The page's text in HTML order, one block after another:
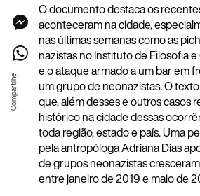
O documento destaca os
aconteceram na cidade,
nas últimas semanas como as
nazistas no Instituto de Filosofia
e o ataque armado a um bar em
um grupo de neonazistas. O
que, além desses e outros casos
histórico na cidade dessas
toda região, estado e país. Uma
pela antropóloga Adriana Dias
de grupos neonazistas
entre janeiro de 2019 e maio de